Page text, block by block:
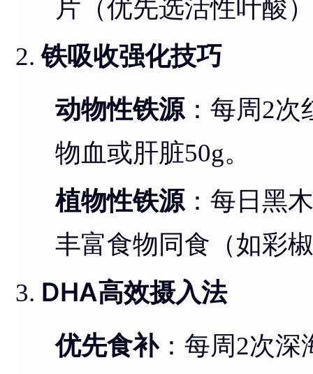
片（优先选活性叶酸
铁吸收强化技巧
动物性铁源：每周2次
物血或肝脏50g。
植物性铁源：每日黑
丰富食物同食（如彩
DHA高效摄入法
优先食补：每周2次深